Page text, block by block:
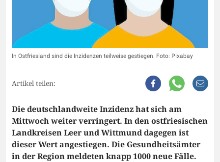
In Ostfriesland sind die Inzidenzen teilweise gestiegen. Foto: Pixabay
Artikel teilen:
Die deutschlandweite Inzidenz hat sich am
Mittwoch weiter verringert. In den ostfriesischen
Landkreisen Leer und Wittmund dagegen ist
dieser Wert angestiegen. Die Gesundheitsämter
in der Region meldeten knapp 1000 neue Fälle.